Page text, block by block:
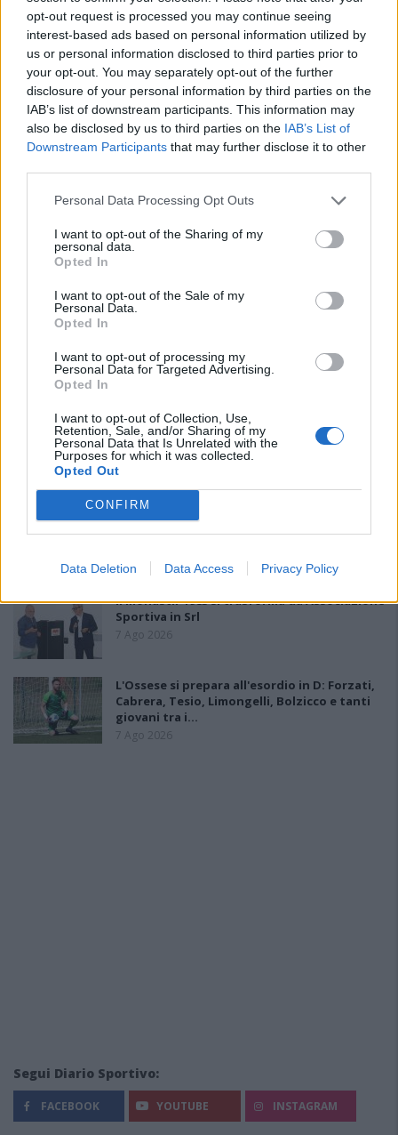
opt-out request is processed you may continue seeing
interest-based ads based on personal information utilized by
us or personal information disclosed to third parties prior to
your opt-out. You may separately opt-out of the further
disclosure of your personal information by third parties on the
IAB’s list of downstream participants. This information may
also be disclosed by us to third parties on the IAB’s List of
Downstream Participants that may further disclose it to other
Personal Data Processing Opt Outs
I want to opt-out of the Sharing of my
personal data.
Opted In
I want to opt-out of the Sale of my
Personal Data.
Opted In
I want to opt-out of processing my
Personal Data for Targeted Advertising.
Opted In
I want to opt-out of Collection, Use,
Retention, Sale, and/or Sharing of my
Personal Data that Is Unrelated with the
Purposes for which it was collected.
Opted Out
CONFIRM
Data Deletion Data Access Privacy Policy
PIÙ LETTI OGGI
Carlucci, Bevilacqua, Solinas, Souare e Galic
Il Monastir riparte dai pilastri Masia, Pinna e
Aloia, il primo acquisto è Loru
7 Ago 2026
Gran colpo dell'Ossese, per la difesa c'è l'ex
Torres Riccardo Idda
Il Monastir 1983 si trasforma da Associazione
Sportiva in Srl
7 Ago 2026
L'Ossese si prepara all'esordio in D: Forzati,
Cabrera, Tesio, Limongelli, Bolzicco e tanti
giovani tra i…
7 Ago 2026
Segui Diario Sportivo:
FACEBOOK YOUTUBE INSTAGRAM